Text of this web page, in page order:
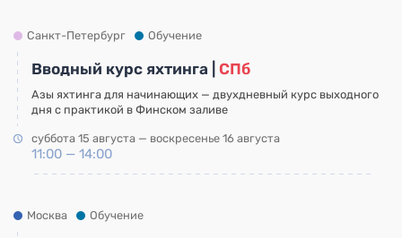
Санкт-Петербург Обучение
Вводный курс яхтинга | СПб
Азы яхтинга для начинающих — двухдневный курс выходного
дня с практикой в Финском заливе
суббота 15 августа — воскресенье 16 августа
11:00 — 14:00
Москва Обучение